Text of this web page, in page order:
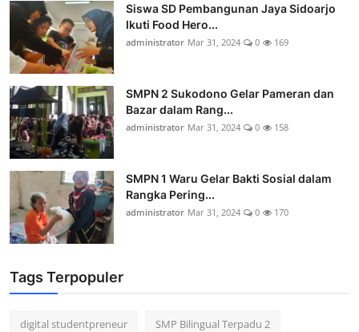
Siswa SD Pembangunan Jaya Sidoarjo
Ikuti Food Hero...
administrator Mar 31, 2024 0 169
SMPN 2 Sukodono Gelar Pameran dan
Bazar dalam Rang...
administrator Mar 31, 2024 0 158
SMPN 1 Waru Gelar Bakti Sosial dalam
Rangka Pering...
administrator Mar 31, 2024 0 170
Tags Terpopuler
digital studentpreneur SMP Bilingual Terpadu 2